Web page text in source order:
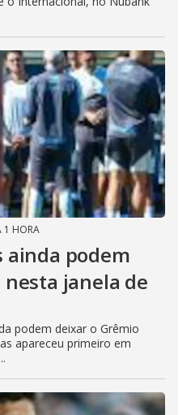
1 HORA
ainda podem
janela de
podem deixar o Grêmio
apareceu primeiro em